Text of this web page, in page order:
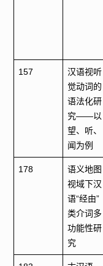
157
汉语视听
觉动词的
语法化研
究——以
望、听、
闻为例
178
语义地图
视域下汉
语“经由”
类介词多
功能性研
究